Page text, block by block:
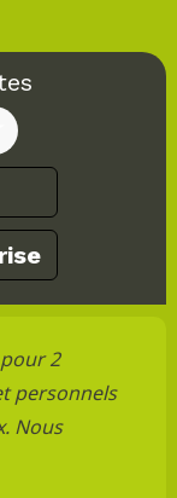
2
personnels
Nous